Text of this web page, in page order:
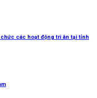
các hoạt động tri ân tại tỉnh